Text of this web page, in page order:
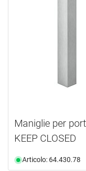
Maniglie per
KEEP CLOSED
Articolo: 64.430.78